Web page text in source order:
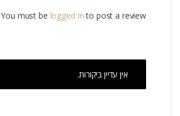
You must be logged into post a review.
אין עדיין ביקורות.